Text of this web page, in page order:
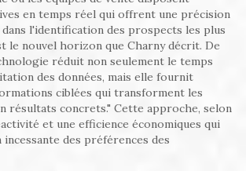
en temps réel qui offrent une précision
l'identification des prospects les plus
le nouvel horizon que Charny décrit. De
réduit non seulement le temps
des données, mais elle fournit
ciblées qui transforment les
résultats concrets." Cette approche, selon
et une efficience économiques qui
des préférences des